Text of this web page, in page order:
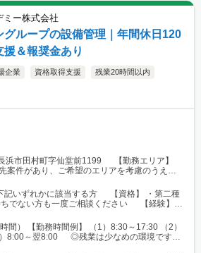
ミー株式会社
グループの設備管理｜年間休日120
援＆報奨金あり
企業 資格取得支援 残業20時間以内
浜市田村町字仙堂前1199 【勤務エリア】
案件があり、ご希望のエリアを考慮のうえ配
北 └仙台市 ■関東 └東京23区 └町田・立
横浜・川崎・相模原・海老名・厚木 └千葉・
安・市原 └さいたま・川越・越谷・久喜・三
日進・稲沢・清須・小牧 └岐阜・各務原 └
志摩 └静岡・浜松・沼津・御殿場 ■関西 └
記いずれかに該当する方 【資格】 ・第二種
でない方も一度ご相談ください 【経験】
間） 【勤務時間例】 （1）8:30～17:30 （2）
8:00～翌8:00 ◎残業は少なめの環境です。